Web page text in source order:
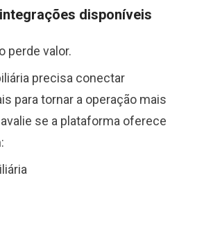
disponíveis
perde valor.
precisa conectar
para tornar a operação mais
se a plataforma oferece